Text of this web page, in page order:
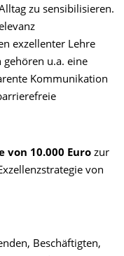
zu sensibilisieren.
exzellenter Lehre
u.a. eine
Kommunikation
von 10.000 Euro zur
von
Beschäftigten,